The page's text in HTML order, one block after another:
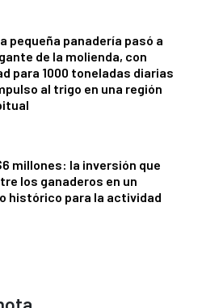
pequeña panadería pasó a
de la molienda, con
para 1000 toneladas diarias
al trigo en una región
millones: la inversión que
los ganaderos en un
histórico para la actividad